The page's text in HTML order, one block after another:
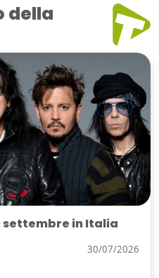
della
settembre in Italia
30/07/2026